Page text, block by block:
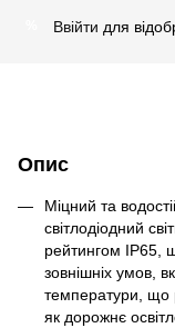
Ввійти для
Опис
Міцний та
світлодіодний
рейтингом IP65,
зовнішніх умов,
температури, що
як дорожнє